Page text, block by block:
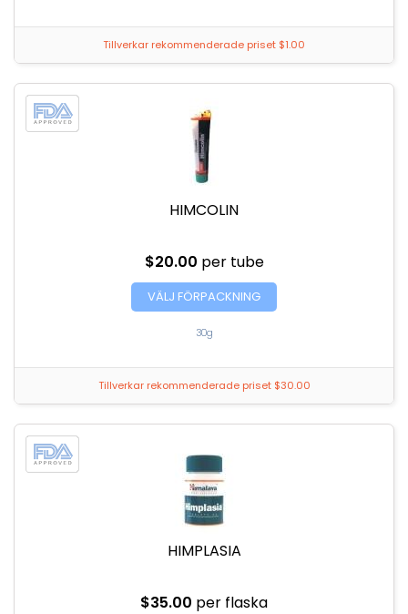
Tillverkar rekommenderade priset $1.00
HIMCOLIN
$20.00 per tube
VÄLJ FÖRPACKNING
30g
Tillverkar rekommenderade priset $30.00
HIMPLASIA
$35.00 per flaska